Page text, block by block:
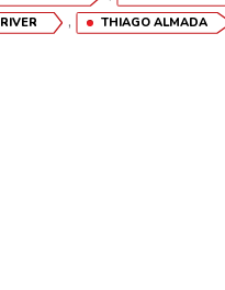
RIVER , THIAGO ALMADA